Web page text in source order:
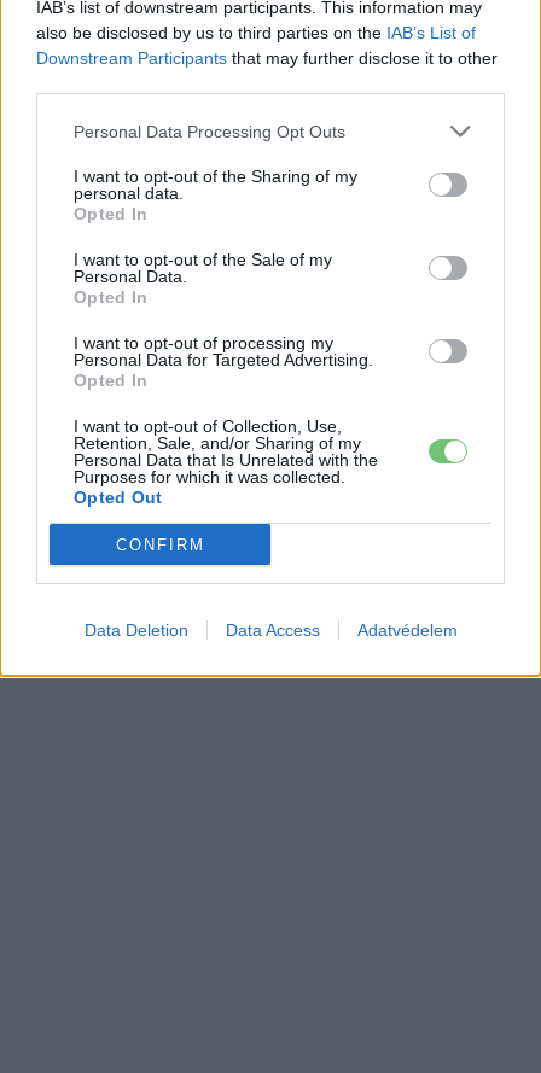
IAB’s list of downstream participants. This information may
also be disclosed by us to third parties on the IAB’s List of
Downstream Participants that may further disclose it to other
Personal Data Processing Opt Outs
I want to opt-out of the Sharing of my
personal data.
Opted In
I want to opt-out of the Sale of my
Personal Data.
Opted In
I want to opt-out of processing my
Personal Data for Targeted Advertising.
Opted In
I want to opt-out of Collection, Use,
Retention, Sale, and/or Sharing of my
Personal Data that Is Unrelated with the
Purposes for which it was collected.
Opted Out
CONFIRM
Data Deletion Data Access Adatvédelem
Érdekelnek a legfrissebb hírek az e-autók világából, vagy
foglalkoztatnak a legújabb fejlesztések az elektromosság és a
fenntarthatóság területén? Akkor jó helyen jársz!
KAPCSOLÓDÓ CIKKEK TÖBB A SZERZŐTŐL
Akkumulátor
2027-es szilárdtest-akkumulátor-
Hivatalos papírokban bukkant fel a
végsebesség is
Elektromos
Tesla: visszatért a régi árazás a magyar
Supercharger-hálózaton